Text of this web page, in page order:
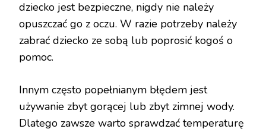
dziecko jest bezpieczne, nigdy nie należy
opuszczać go z oczu. W razie potrzeby należy
zabrać dziecko ze sobą lub poprosić kogoś o
pomoc.
Innym często popełnianym błędem jest
używanie zbyt gorącej lub zbyt zimnej wody.
Dlatego zawsze warto sprawdzać temperaturę